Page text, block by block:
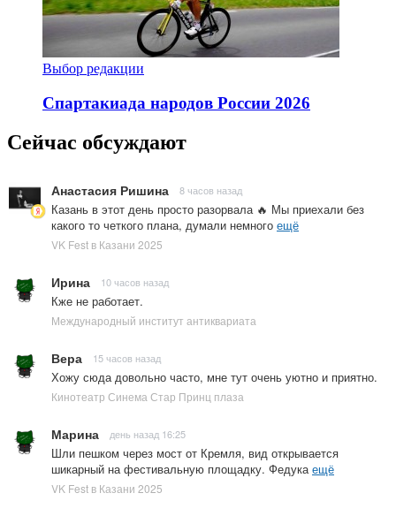
Выбор редакции
Спартакиада народов России 2026
Сейчас обсуждают
Анастасия Ришина 8 часов назад
Казань в этот день просто разорвала 🔥 Мы приехали без
какого то четкого плана, думали немного ещё
VK Fest в Казани 2025
Ирина 10 часов назад
Кже не работает.
Международный институт антиквариата
Вера 15 часов назад
Хожу сюда довольно часто, мне тут очень уютно и приятно.
Кинотеатр Синема Стар Принц плаза
Марина день назад 16:25
Шли пешком через мост от Кремля, вид открывается
шикарный на фестивальную площадку. Федукаещё
VK Fest в Казани 2025